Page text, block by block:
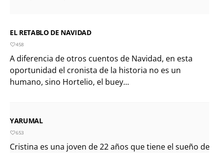
EL RETABLO DE NAVIDAD
458
A diferencia de otros cuentos de Navidad, en esta
oportunidad el cronista de la historia no es un
humano, sino Hortelio, el buey...
YARUMAL
653
Cristina es una joven de 22 años que tiene el sueño de